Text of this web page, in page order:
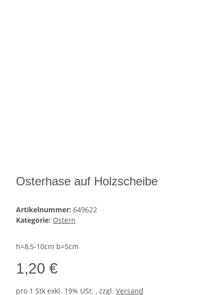
Osterhase auf Holzscheibe
Artikelnummer: 649622
Kategorie: Ostern
h=8,5-10cm b=5cm
1,20 €
pro 1 Stk exkl. 19% USt. , zzgl. Versand